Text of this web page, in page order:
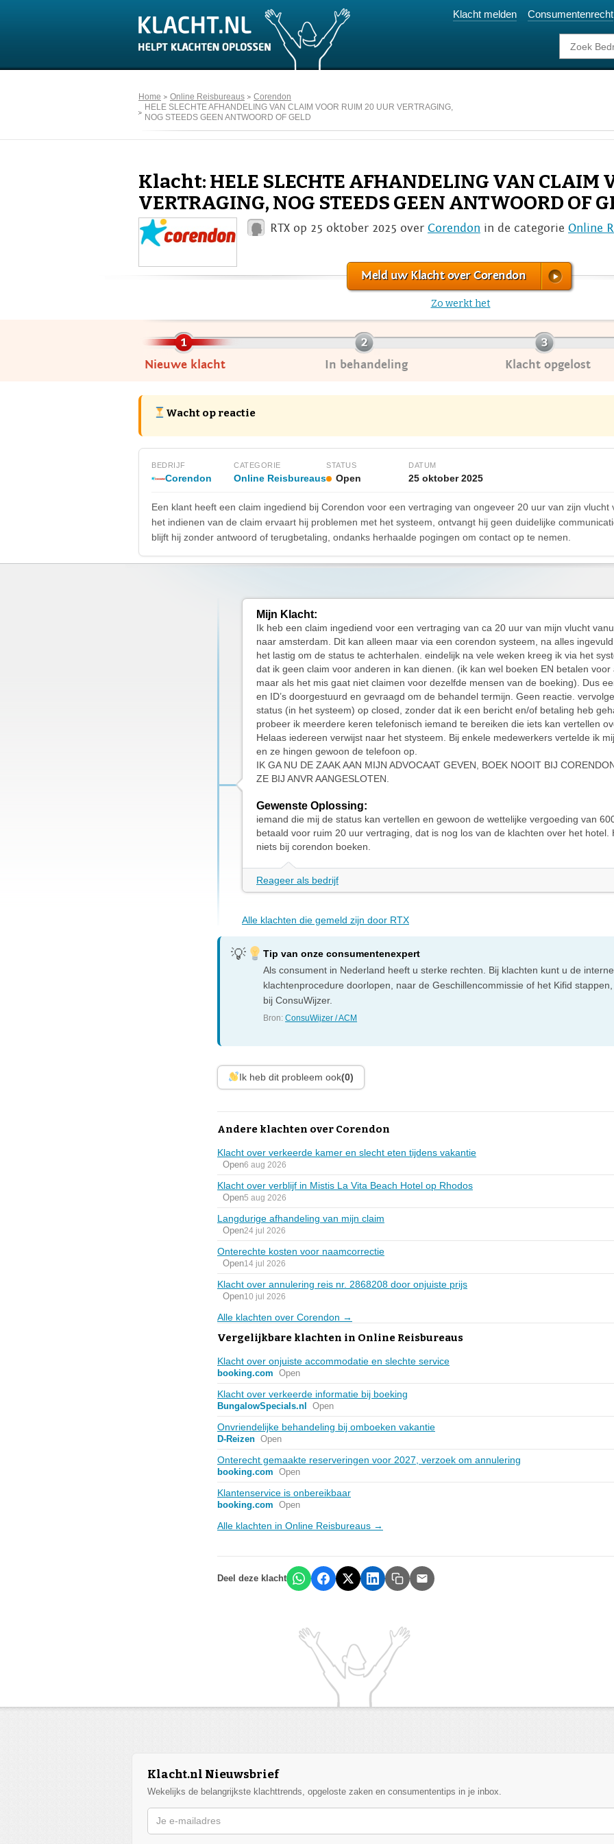
Klacht melden Consumentenrecht
Home Online Reisbureaus
Corendon
HELE SLECHTE AFHANDELING VAN CLAIM VOOR RUIM 20 UUR VERTRAGING,
NOG STEEDS GEEN ANTWOORD OF GELD
Klacht: HELE SLECHTE AFHANDELING VAN CLAIM
VERTRAGING, NOG STEEDS GEEN ANTWOORD OF
RTX op 25 oktober 2025 over Corendon in de categorie Online
Meld uw Klacht over Corendon
Zo werkt het
Nieuwe klacht In behandeling Klacht opgelost
Wacht op reactie
BEDRIJF
Corendon
CATEGORIE
Online Reisbureaus
STATUS
Open
DATUM
25 oktober 2025
Een klant heeft een claim ingediend bij Corendon voor een vertraging van ongeveer 20 uur van zijn vlucht
het indienen van de claim ervaart hij problemen met het systeem, ontvangt hij geen duidelijke
blijft hij zonder antwoord of terugbetaling, ondanks herhaalde pogingen om contact op te nemen.
Mijn Klacht:
Ik heb een claim ingediend voor een vertraging van ca 20 uur van mijn vlucht
naar amsterdam. Dit kan alleen maar via een corendon systeem, na alles
het lastig om de status te achterhalen. eindelijk na vele weken kreeg ik via het
dat ik geen claim voor anderen in kan dienen. (ik kan wel boeken EN betalen voor
maar als het mis gaat niet claimen voor dezelfde mensen van de boeking). Dus
en ID’s doorgestuurd en gevraagd om de behandel termijn. Geen reactie.
status (in het systeem) op closed, zonder dat ik een bericht en/of betaling heb
probeer ik meerdere keren telefonisch iemand te bereiken die iets kan vertellen
Helaas iedereen verwijst naar het stysteem. Bij enkele medewerkers vertelde ik
en ze hingen gewoon de telefoon op.
IK GA NU DE ZAAK AAN MIJN ADVOCAAT GEVEN, BOEK NOOIT BIJ
ZE BIJ ANVR AANGESLOTEN.
Gewenste Oplossing:
iemand die mij de status kan vertellen en gewoon de wettelijke vergoeding van
betaald voor ruim 20 uur vertraging, dat is nog los van de klachten over het hotel.
niets bij corendon boeken.
Reageer als bedrijf
Alle klachten die gemeld zijn door RTX
Tip van onze consumentenexpert
Als consument in Nederland heeft u sterke rechten. Bij klachten kunt u de interne
klachtenprocedure doorlopen, naar de Geschillencommissie of het Kifid
bij ConsuWijzer.
Bron:ConsuWijzer / ACM
Ik heb dit probleem ook(0)
Andere klachten over Corendon
Klacht over verkeerde kamer en slecht eten tijdens vakantie
Open6 aug 2026
Klacht over verblijf in Mistis La Vita Beach Hotel op Rhodos
Open5 aug 2026
Langdurige afhandeling van mijn claim
Open24 jul 2026
Onterechte kosten voor naamcorrectie
Open14 jul 2026
Klacht over annulering reis nr. 2868208 door onjuiste prijs
Open10 jul 2026
Alle klachten over Corendon →
Vergelijkbare klachten in Online Reisbureaus
Klacht over onjuiste accommodatie en slechte service
booking.com Open
Klacht over verkeerde informatie bij boeking
BungalowSpecials.nl Open
Onvriendelijke behandeling bij omboeken vakantie
D-Reizen Open
Onterecht gemaakte reserveringen voor 2027, verzoek om annulering
booking.com Open
Klantenservice is onbereikbaar
booking.com Open
Alle klachten in Online Reisbureaus →
Deel deze klacht
Klacht.nl Nieuwsbrief
Wekelijks de belangrijkste klachttrends, opgeloste zaken en consumententips in je inbox.